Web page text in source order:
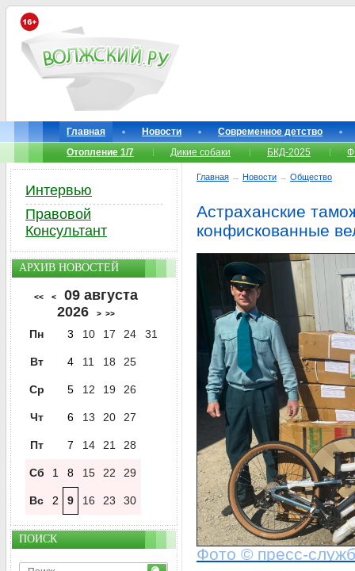
Главная Новости
Современное детство
Отопление 1/7
Дикие собаки БКД-2025
Главная → Новости → Общество
Астраханские
конфискованные
Фото © пресс-
Интервью
Правовой
Консультант
АРХИВ НОВОСТЕЙ
<< <
09 августа
2026
> >>
Пн 3 10 17 24 31
Вт 4 11 18 25
Ср 5 12 19 26
Чт 6 13 20 27
Пт 7 14 21 28
Сб 1 8 15 22 29
Вс 2 9 16 23 30
ПОИСК